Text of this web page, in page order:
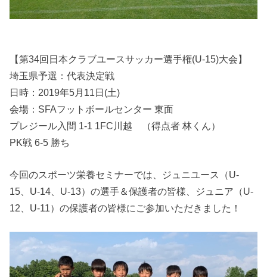
【第34回日本クラブユースサッカー選手権(U-15)大会】
埼玉県予選：代表決定戦
日時：2019年5月11日(土)
会場：SFAフットボールセンター 東面
プレジール入間 1-1 1FC川越 （得点者 林くん）
PK戦 6-5 勝ち
今回のスポーツ栄養セミナーでは、ジュニユース（U-
15、U-14、U-13）の選手＆保護者の皆様、ジュニア（U-
12、U-11）の保護者の皆様にご参加いただきました！